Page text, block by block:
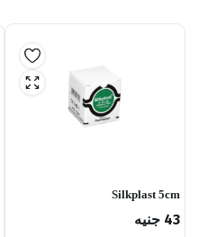
Silkplast 5cm
43 جنيه